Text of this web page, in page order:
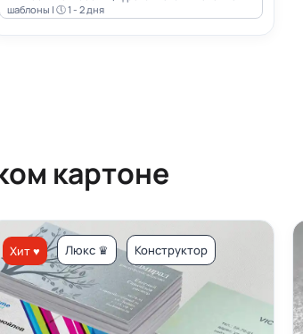
шаблоны | 🕔 1 - 2 дня
картоне
Хит ♥ Люкс ♛ Конструктор